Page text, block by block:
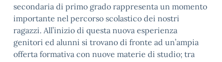
secondaria di primo grado rappresenta un momento
importante nel percorso scolastico dei nostri
ragazzi. All’inizio di questa nuova esperienza
genitori ed alunni si trovano di fronte ad un’ampia
offerta formativa con nuove materie di studio; tra